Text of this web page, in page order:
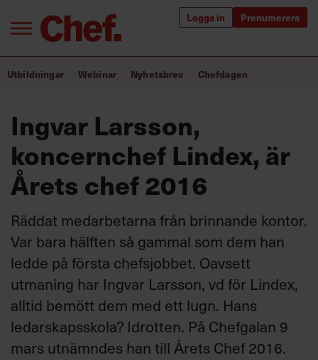
Logga in Prenumerera
Annonsera
Om oss
Kontakta oss
Kundservice
Villkor och policy för
personuppgiftsbehandling
Bra ledare förändrar världen
Utbildning för ledare
Chefakademin+
Populära utbildningar
Utbildningar Webinar Nyhetsbrev Chefdagen
Ingvar Larsson,
koncernchef Lindex, är
Årets chef 2016
Räddat medarbetarna från brinnande kontor.
Var bara hälften så gammal som dem han
ledde på första chefsjobbet. Oavsett
utmaning har Ingvar Larsson, vd för Lindex,
alltid bemött dem med ett lugn. Hans
ledarskapsskola? Idrotten. På Chefgalan 9
mars utnämndes han till Årets Chef 2016.